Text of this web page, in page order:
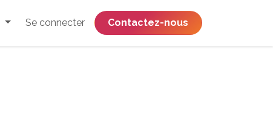
Se connecter ​​​​​​​​​​​​​​​​Contactez-nous